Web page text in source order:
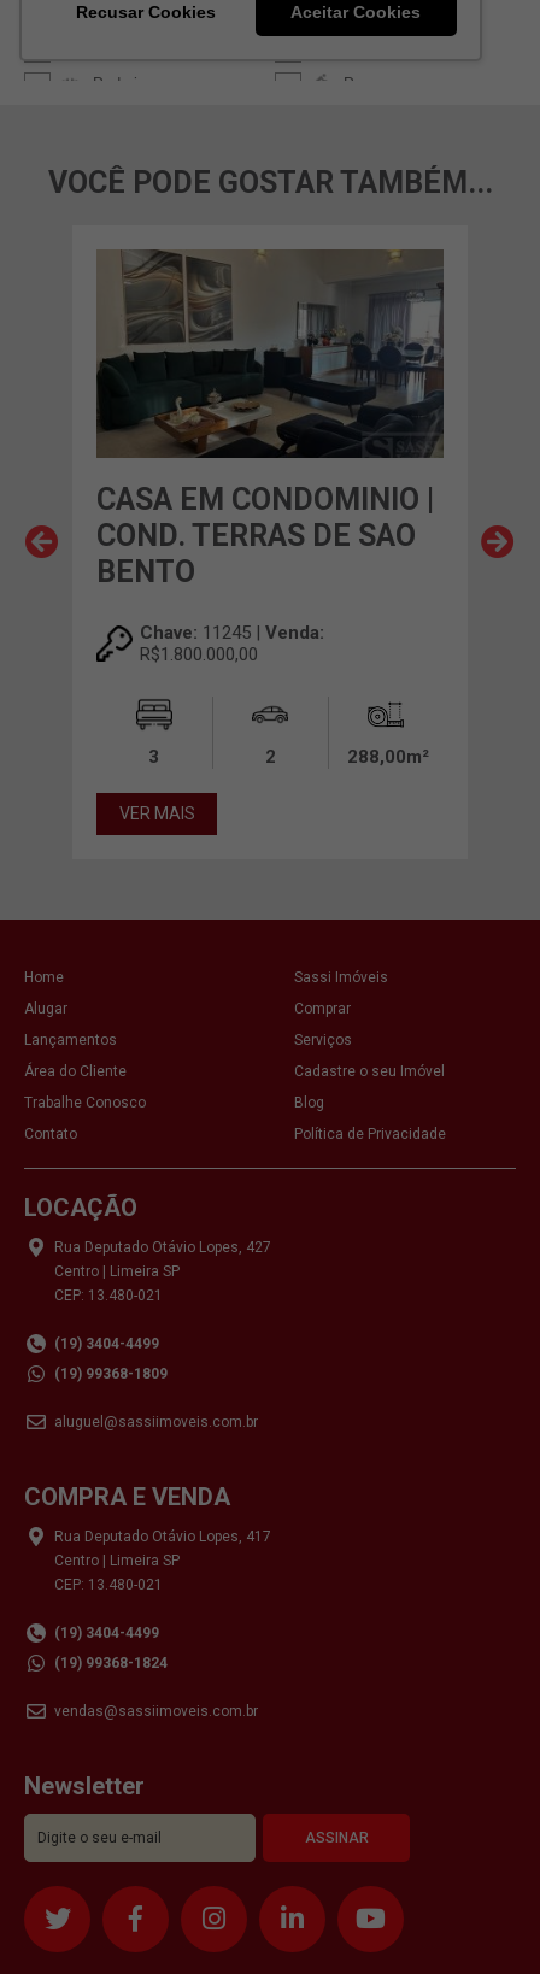
VOCÊ PODE GOSTAR TAMBÉM...
CASA EM CONDOMINIO |
COND. TERRAS DE SAO
BENTO
Chave: 11245 | Venda:
R$1.800.000,00
3 2 288,00m²
VER MAIS
Home
Sassi Imóveis
Alugar
Comprar
Lançamentos
Serviços
Área do Cliente
Cadastre o seu Imóvel
Trabalhe Conosco
Blog
Contato
Política de Privacidade
LOCAÇÃO
Rua Deputado Otávio Lopes, 427
Centro | Limeira SP
CEP: 13.480-021
(19) 3404-4499
(19) 99368-1809
aluguel@sassiimoveis.com.br
COMPRA E VENDA
Rua Deputado Otávio Lopes, 417
Centro | Limeira SP
CEP: 13.480-021
(19) 3404-4499
(19) 99368-1824
vendas@sassiimoveis.com.br
Newsletter